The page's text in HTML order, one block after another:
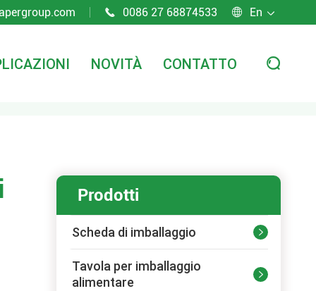
 0086 27 68874533  En 
NOVITÀ CONTATTO 
Prodotti
Scheda di imballaggio 
Tavola per imballaggio
alimentare
